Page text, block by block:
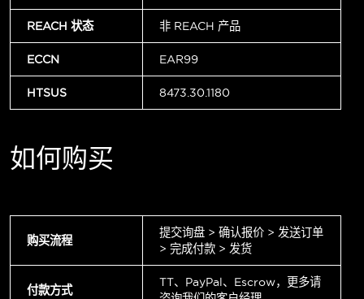
REACH 状态 非 REACH 产品
ECCN EAR99
HTSUS 8473.30.1180
如何购买
购买流程
提交询盘 > 确认报价 > 发送订单
> 完成付款 > 发货
付款方式
TT、PayPal、Escrow，更多请